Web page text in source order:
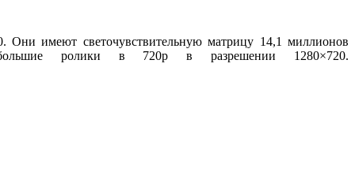
имеют светочувствительную матрицу 14,1 миллионов
ролики в 720p в разрешении 1280×720.